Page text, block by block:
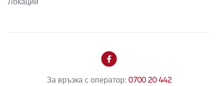
Локации
За връзка с оператор: 0700 20 442
